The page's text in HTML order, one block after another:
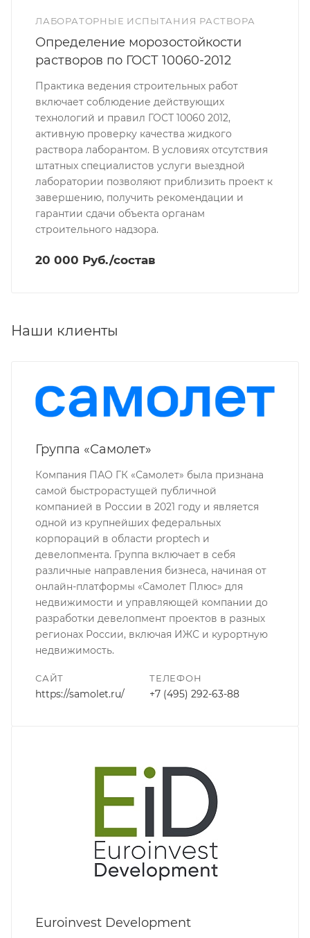
ЛАБОРАТОРНЫЕ ИСПЫТАНИЯ РАСТВОРА
Определение морозостойкости
растворов по ГОСТ 10060-2012
Практика ведения строительных работ
включает соблюдение действующих
технологий и правил ГОСТ 10060 2012,
активную проверку качества жидкого
раствора лаборантом. В условиях отсутствия
штатных специалистов услуги выездной
лаборатории позволяют приблизить проект к
завершению, получить рекомендации и
гарантии сдачи объекта органам
строительного надзора.
20 000 Руб./состав
Наши клиенты
Группа «Самолет»
Компания ПАО ГК «Самолет» была признана
самой быстрорастущей публичной
компанией в России в 2021 году и является
одной из крупнейших федеральных
корпораций в области proptech и
девелопмента. Группа включает в себя
различные направления бизнеса, начиная от
онлайн-платформы «Самолет Плюс» для
недвижимости и управляющей компании до
разработки девелопмент проектов в разных
регионах России, включая ИЖС и курортную
недвижимость.
САЙТ
https://samolet.ru/
ТЕЛЕФОН
+7 (495) 292-63-88
Euroinvest Development